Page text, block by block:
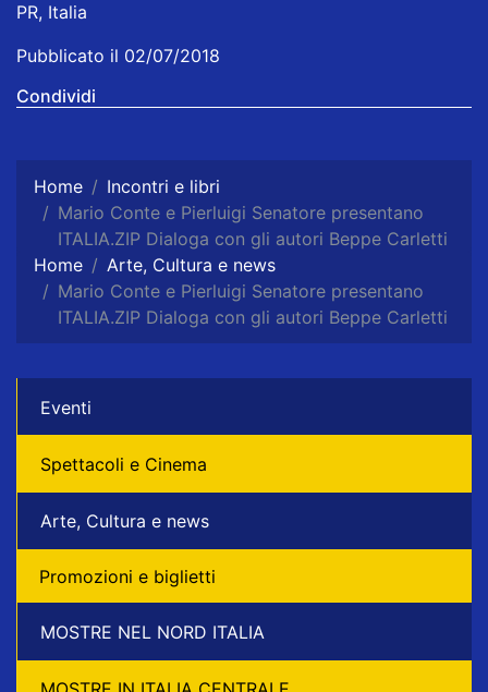
PR, Italia
Pubblicato il 02/07/2018
Condividi
Home
Incontri e libri
Mario Conte e Pierluigi Senatore presentano
ITALIA.ZIP Dialoga con gli autori Beppe Carletti
Home
Arte, Cultura e news
Mario Conte e Pierluigi Senatore presentano
ITALIA.ZIP Dialoga con gli autori Beppe Carletti
Eventi
Spettacoli e Cinema
Arte, Cultura e news
Promozioni e biglietti
MOSTRE NEL NORD ITALIA